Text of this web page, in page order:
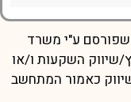
שפורסם ע"י משרד
שיווק השקעות ו/או
שיווק כאמור המתחשב